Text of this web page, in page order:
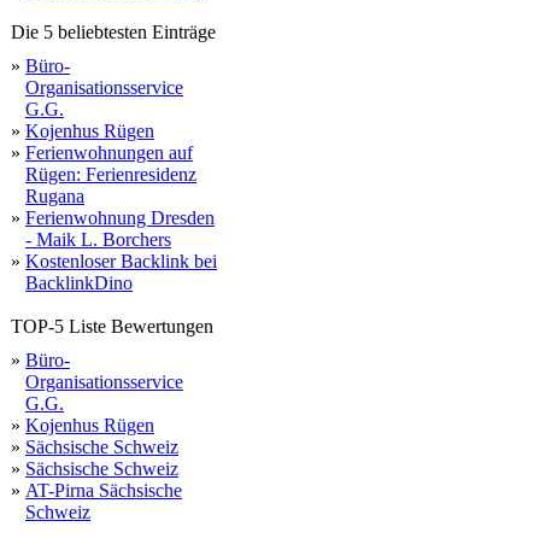
Die 5 beliebtesten Einträge
» Büro-
Organisationsservice
G.G.
» Kojenhus Rügen
» Ferienwohnungen auf
Rügen: Ferienresidenz
Rugana
» Ferienwohnung Dresden
- Maik L. Borchers
» Kostenloser Backlink bei
BacklinkDino
TOP-5 Liste Bewertungen
» Büro-
Organisationsservice
G.G.
» Kojenhus Rügen
» Sächsische Schweiz
» Sächsische Schweiz
» AT-Pirna Sächsische
Schweiz